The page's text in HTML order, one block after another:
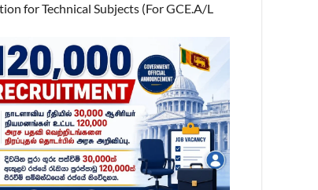
for Technical Subjects (For GCE.A/L